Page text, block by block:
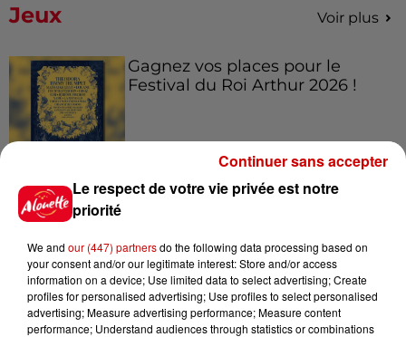
Jeux Voir plus
Gagnez vos places pour le
Festival du Roi Arthur 2026 !
Gagnez vos entrées pour le
Alouette vous invite à
Futuroscope Xperiences !
Le respect de votre vie privée est notre
priorité
We and our (447) partnersdo the following data processing based on
your consent and/or our legitimate interest: Store and/or access
information on a device; Use limited data to select advertising; Create
profiles for personalised advertising; Use profiles to select personalised
advertising; Measure advertising performance; Measure content
performance; Understand audiences through statistics or combinations
Continuer sans accepter